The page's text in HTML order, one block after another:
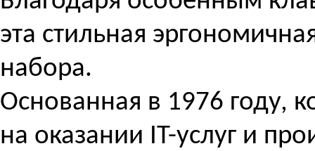
эта стильная
набора.
Основанная в 1976 году,
на оказании IT-услуг и